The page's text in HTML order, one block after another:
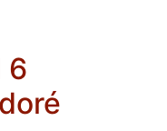
6